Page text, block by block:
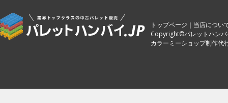
トップページ ｜ 当店につい
Copyright©パレットハン
カラーミーショップ制作代